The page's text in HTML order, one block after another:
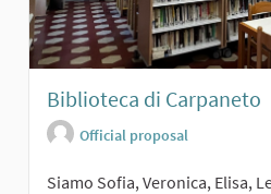
Biblioteca di Carpaneto
Official proposal
Siamo Sofia, Veronica, Elisa,